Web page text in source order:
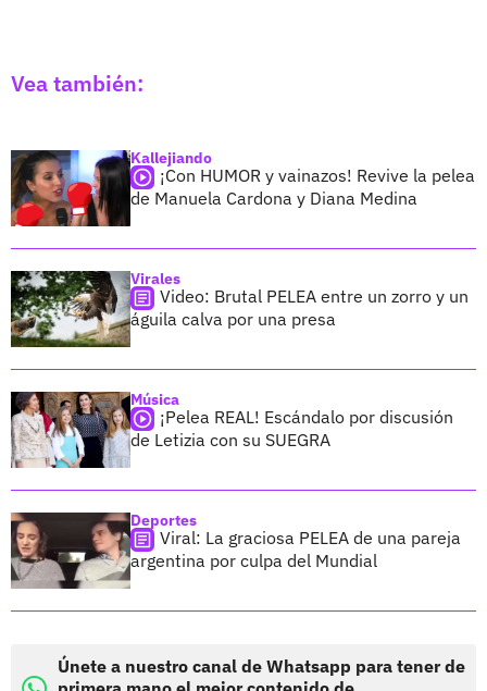
Vea también:
Kallejiando
¡Con HUMOR y vainazos! Revive la pelea
de Manuela Cardona y Diana Medina
Virales
Video: Brutal PELEA entre un zorro y un
águila calva por una presa
Música
¡Pelea REAL! Escándalo por discusión
de Letizia con su SUEGRA
Deportes
Viral: La graciosa PELEA de una pareja
argentina por culpa del Mundial
Únete a nuestro canal de Whatsapp para tener de